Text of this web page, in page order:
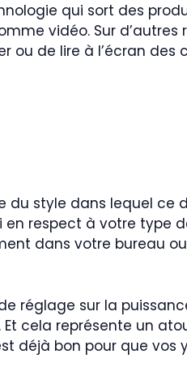
qui sort des
vidéo. Sur d’autres
ou de lire à l’écran des
du style dans lequel ce
en respect à votre type
dans votre bureau
réglage sur la
cela représente un
déjà bon pour que vos